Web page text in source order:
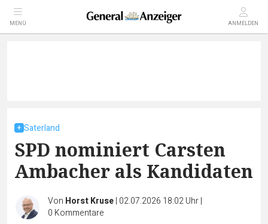
MENÜ ANMELDEN
Saterland
SPD nominiert Carsten
Ambacher als Kandidaten
Von Horst Kruse| 02.07.2026 18:02 Uhr|
0 Kommentare